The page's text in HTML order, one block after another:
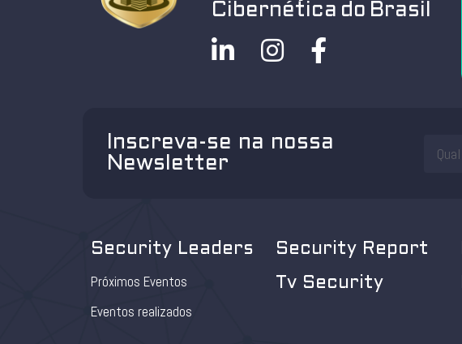
Cibernética do Brasil
Inscreva-se na nossa
Newsletter
Security Leaders
Próximos Eventos
Eventos realizados
Security Report
Tv Security